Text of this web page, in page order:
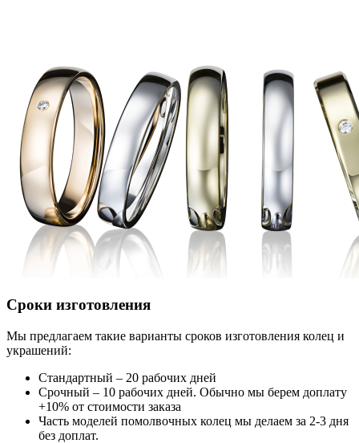
Сроки изготовления
Мы предлагаем такие варианты сроков изготовления колец и
украшений:
Стандартный – 20 рабочих дней
Срочный – 10 рабочих дней. Обычно мы берем доплату
+10% от стоимости заказа
Часть моделей помолвочных колец мы делаем за 2-3 дня
без доплат.